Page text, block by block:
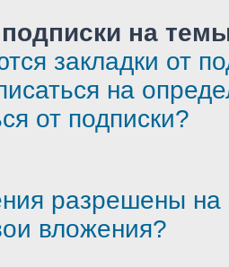
на
закладки от
на
от подписки?
разрешены
вложения?